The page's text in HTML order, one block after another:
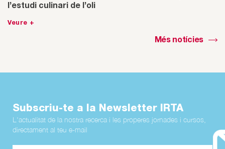
l’estudi culinari de l’oli
Veure +
Més notícies
Subscriu-te a la Newsletter IRTA
L'actualitat de la nostra recerca i les properes jornades i cursos,
directament al teu e-mail